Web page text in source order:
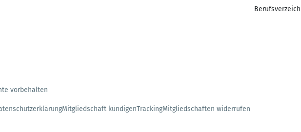
vorbehalten
Mitgliedschaft kündigenTrackingMitgliedschaften widerrufen